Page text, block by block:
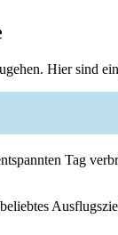
Hier sind
Tag